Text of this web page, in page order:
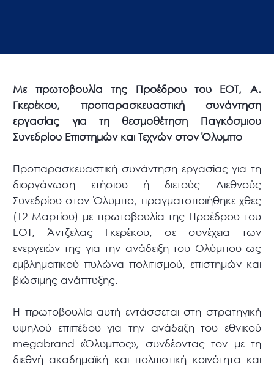
Με πρωτοβουλία της Προέδρου του ΕΟΤ, Α.
Γκερέκου, προπαρασκευαστική συνάντηση
εργασίας για τη θεσμοθέτηση Παγκόσμιου
Συνεδρίου Επιστημών και Τεχνών στον Όλυμπο
Προπαρασκευαστική συνάντηση εργασίας για τη
διοργάνωση ετήσιου ή διετούς Διεθνούς
Συνεδρίου στον Όλυμπο, πραγματοποιήθηκε χθες
(12 Μαρτίου) με πρωτοβουλία της Προέδρου του
ΕΟΤ, Άντζελας Γκερέκου, σε συνέχεια των
ενεργειών της για την ανάδειξη του Ολύμπου ως
εμβληματικού πυλώνα πολιτισμού, επιστημών και
βιώσιμης ανάπτυξης.
Η πρωτοβουλία αυτή εντάσσεται στη στρατηγική
υψηλού επιπέδου για την ανάδειξη του εθνικού
megabrand «Όλυμπος», συνδέοντας τον με τη
διεθνή ακαδημαϊκή και πολιτιστική κοινότητα και